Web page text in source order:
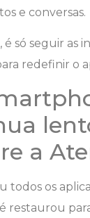
e conversas.
é só seguir as
redefinir o
a
todos os
restaurou